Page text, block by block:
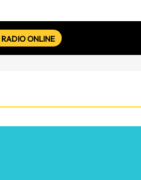
RADIO ONLINE